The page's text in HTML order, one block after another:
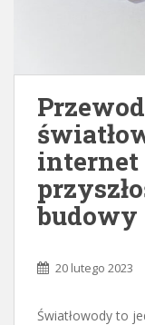
internet
budowy
20 lutego 2023
Światłowody to